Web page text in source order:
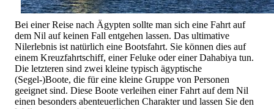
Bei einer Reise nach Ägypten sollte man sich eine Fahrt auf
dem Nil auf keinen Fall entgehen lassen. Das ultimative
Nilerlebnis ist natürlich eine Bootsfahrt. Sie können dies auf
einem Kreuzfahrtschiff, einer Feluke oder einer Dahabiya tun.
Die letzteren sind zwei kleine typisch ägyptische
(Segel-)Boote, die für eine kleine Gruppe von Personen
geeignet sind. Diese Boote verleihen einer Fahrt auf dem Nil
einen besonders abenteuerlichen Charakter und lassen Sie den